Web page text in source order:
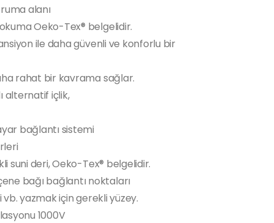
alanı
Oeko-Tex® belgelidir.
ile daha güvenli ve konforlu bir
rahat bir kavrama sağlar.
alternatif içlik,
bağlantı sistemi
suni deri, Oeko-Tex® belgelidir.
bağı bağlantı noktaları
vb. yazmak için gerekli yüzey.
1000V